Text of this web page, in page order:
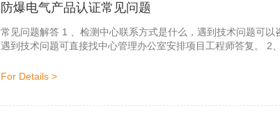
防爆电气产品认证常见问题
常见问题解答 1 、检测中心联系方式是什么，遇到技术问题可以咨询谁？ 答：检测中心的联系电话:0755-23721065，
遇到技术问题可直接找中心管理办公室安排项目工程师答复。 2、防爆合格证办理需要提供什么资料？ 答：需要提供产
For Details >